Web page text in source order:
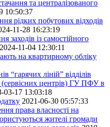
та централізованого
10:50:37
рідких побутових відходів
11-28 16:23:19
заходів із самостійного
2024-11-04 12:30:11
на квартирному обліку
“гарячих ліній” відділів
(сервісних центрів) ГУ ПФУ в
03-17 13:03:18
2021-06-30 05:57:33
права власності на
жителі громади